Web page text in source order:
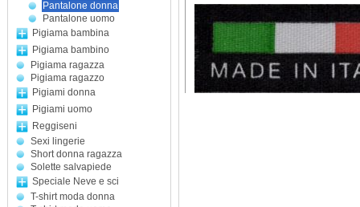
Pantalone donna
Pantalone uomo
Pigiama bambina
Pigiama bambino
Pigiama ragazza
Pigiama ragazzo
Pigiami donna
Pigiami uomo
Reggiseni
Sexi lingerie
Short donna ragazza
Solette salvapiede
Speciale Neve e sci
T-shirt moda donna